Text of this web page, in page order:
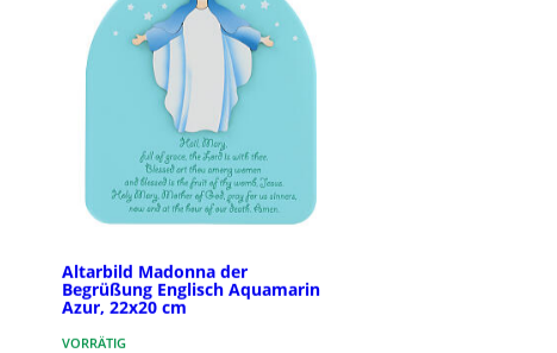
Altarbild Madonna der
Begrüßung Englisch Aquamarin
Azur, 22x20 cm
VORRÄTIG